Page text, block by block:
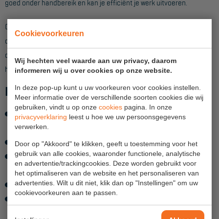
Cookievoorkeuren
Wij hechten veel waarde aan uw privacy, daarom
informeren wij u over cookies op onze website.
In deze pop-up kunt u uw voorkeuren voor cookies instellen.
Meer informatie over de verschillende soorten cookies die wij
gebruiken, vindt u op onze cookies pagina. In onze
privacyverklaring leest u hoe we uw persoonsgegevens
verwerken.
Door op "Akkoord" te klikken, geeft u toestemming voor het
gebruik van alle cookies, waaronder functionele, analytische
en advertentie/trackingcookies. Deze worden gebruikt voor
het optimaliseren van de website en het personaliseren van
advertenties. Wilt u dit niet, klik dan op "Instellingen" om uw
cookievoorkeuren aan te passen.
Aanmelden Inspectiewekker
OVER ONS
Vestigingen
Werken bij ons
Product video's
SUPPORT
Handleidingen
goed onder handbereik en kan je efficiënt je werk uitvoeren.
Ondanks de robuuste uitvoering is de trap toch ook weer
compact in te vouwen en verplaats je hem zonder gesjouw van
de ene naar de andere klus met de 2 transportwieltjes die op
het achterrek zitten.
Kenmerken Magnum bordestrap :
Leverbaar in verschillende hoogtes tot maximaal 4,1m
werkhoogte.
Duurzaam ontwerp met robuuste stijlen en treden
Zeer ruim stabordes 390x382mm voor maximaal
stacomfort
Leuning aan 3 zijden biedt optimale veiligheid
Groot legbord op 770mm waardoor je minder hoeft te